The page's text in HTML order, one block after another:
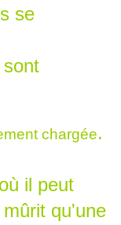
se
chargée.
il peut
qu'une